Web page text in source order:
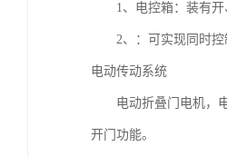
1、电控箱：装有开
2、：可实现同时控
电动传动系统
电动折叠门电机，电
开门功能。